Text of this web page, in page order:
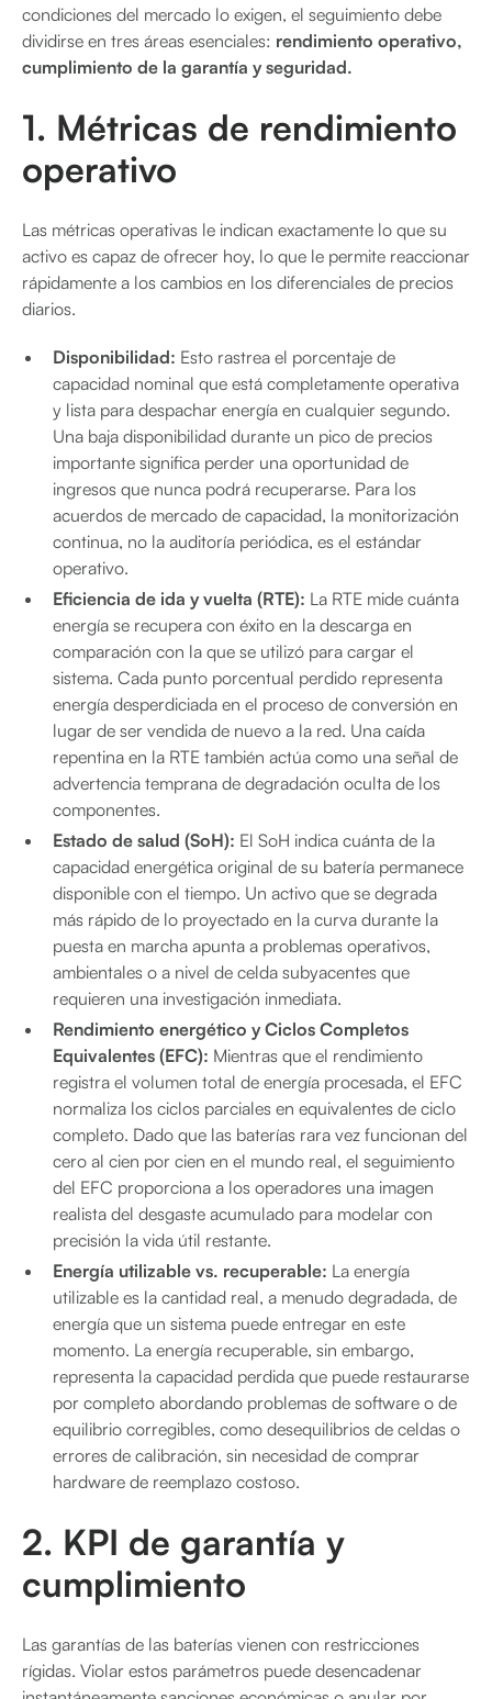
condiciones del mercado lo exigen, el seguimiento debe
dividirse en tres áreas esenciales: rendimiento operativo,
cumplimiento de la garantía y seguridad.
1. Métricas de rendimiento
operativo
Las métricas operativas le indican exactamente lo que su
activo es capaz de ofrecer hoy, lo que le permite reaccionar
rápidamente a los cambios en los diferenciales de precios
diarios.
Disponibilidad: Esto rastrea el porcentaje de
capacidad nominal que está completamente operativa
y lista para despachar energía en cualquier segundo.
Una baja disponibilidad durante un pico de precios
importante significa perder una oportunidad de
ingresos que nunca podrá recuperarse. Para los
acuerdos de mercado de capacidad, la monitorización
continua, no la auditoría periódica, es el estándar
operativo.
Eficiencia de ida y vuelta (RTE): La RTE mide cuánta
energía se recupera con éxito en la descarga en
comparación con la que se utilizó para cargar el
sistema. Cada punto porcentual perdido representa
energía desperdiciada en el proceso de conversión en
lugar de ser vendida de nuevo a la red. Una caída
repentina en la RTE también actúa como una señal de
advertencia temprana de degradación oculta de los
componentes.
Estado de salud (SoH): El SoH indica cuánta de la
capacidad energética original de su batería permanece
disponible con el tiempo. Un activo que se degrada
más rápido de lo proyectado en la curva durante la
puesta en marcha apunta a problemas operativos,
ambientales o a nivel de celda subyacentes que
requieren una investigación inmediata.
Rendimiento energético y Ciclos Completos
Equivalentes (EFC): Mientras que el rendimiento
registra el volumen total de energía procesada, el EFC
normaliza los ciclos parciales en equivalentes de ciclo
completo. Dado que las baterías rara vez funcionan del
cero al cien por cien en el mundo real, el seguimiento
del EFC proporciona a los operadores una imagen
realista del desgaste acumulado para modelar con
precisión la vida útil restante.
Energía utilizable vs. recuperable: La energía
utilizable es la cantidad real, a menudo degradada, de
energía que un sistema puede entregar en este
momento. La energía recuperable, sin embargo,
representa la capacidad perdida que puede restaurarse
por completo abordando problemas de software o de
equilibrio corregibles, como desequilibrios de celdas o
errores de calibración, sin necesidad de comprar
hardware de reemplazo costoso.
2. KPI de garantía y
cumplimiento
Las garantías de las baterías vienen con restricciones
rígidas. Violar estos parámetros puede desencadenar